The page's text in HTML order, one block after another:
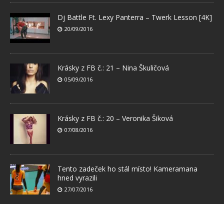
Dj Battle Ft. Lexy Panterra – Twerk Lesson [4K]
20/09/2016
Krásky z FB č.: 21 – Nina Škuličová
05/09/2016
Krásky z FB č.: 20 – Veronika Šiková
07/08/2016
Tento zadeček ho stál místo! Kameramana
hned vyrazili
27/07/2016